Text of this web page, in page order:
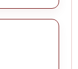
" विल्यमस लूप "